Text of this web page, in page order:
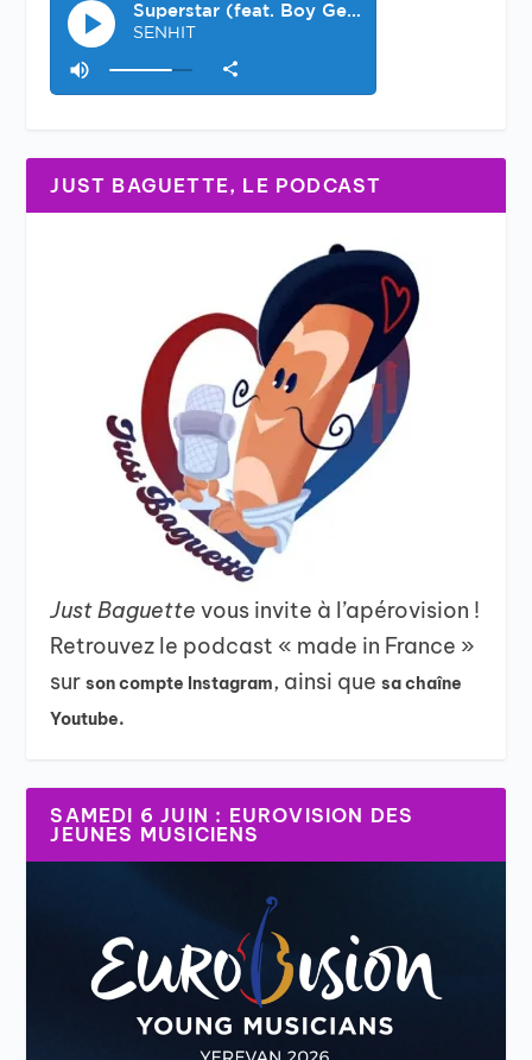
JUST BAGUETTE, LE PODCAST
Just Baguettevous invite à l’apérovision !
Retrouvez le podcast « made in France »
surson compte Instagram, ainsi quesa chaîne
Youtube.
SAMEDI 6 JUIN : EUROVISION DES
JEUNES MUSICIENS